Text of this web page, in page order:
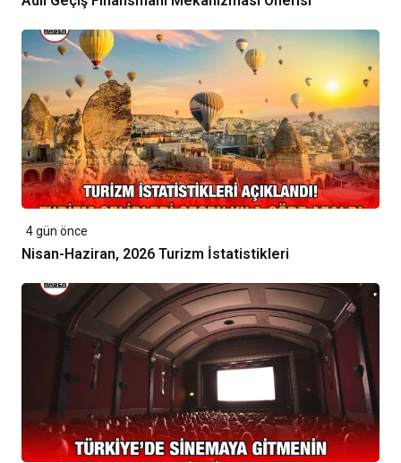
4 gün önce
Nisan-Haziran, 2026 Turizm İstatistikleri